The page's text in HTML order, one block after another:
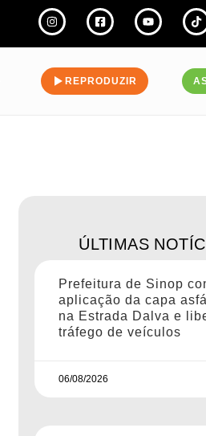
REPRODUZIR
ÚLTIMAS
Prefeitura de Sinop
aplicação da capa
na Estrada Dalva e
tráfego de veículos
06/08/2026